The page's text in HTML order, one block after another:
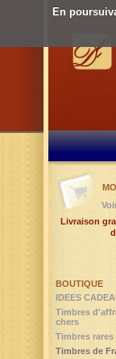
En
BOUTIQUE
IDEES
Timbres
chers
Timbres
Timbres de
Livraison